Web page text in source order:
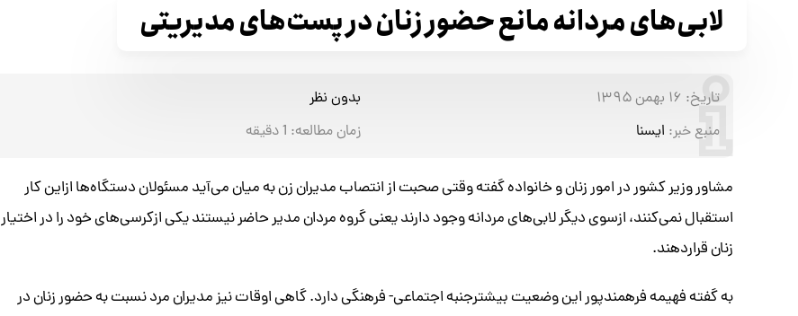
لابی‌های مردانه مانع حضور زنان در پست‌های مدیریتی
تاریخ: ۱۶ بهمن ۱۳۹۵
بدون نظر
منبع خبر: ایسنا زمان مطالعه: 1دقیقه
مشاور وزیر کشور در امور زنان و خانواده گفته وقتی صحبت از انتصاب مدیران زن به میان می‌آید مسئولان دستگاه‌ها ازاین کار
استقبال نمی‌کنند، ازسوی دیگر لابی‌های مردانه وجود دارند یعنی گروه مردان مدیر حاضر نیستند یکی ازکرسی‌های خود را در اختیار
زنان قراردهند.
به گفته فهیمه فرهمندپور این وضعیت بیشترجنبه اجتماعی- فرهنگی دارد. گاهی اوقات نیز مدیران مرد نسبت به حضور زنان در